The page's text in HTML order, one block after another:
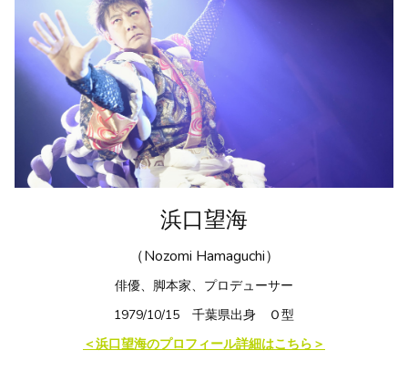
浜口望海
（Nozomi Hamaguchi）
俳優、脚本家、プロデューサー
1979/10/15 千葉県出身 Ｏ型
＜浜口望海のプロフィール詳細はこちら＞